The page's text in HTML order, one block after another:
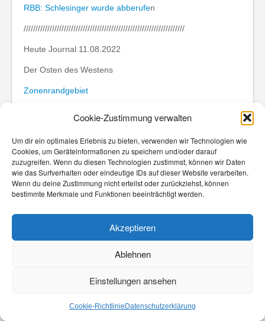
Cookie-Zustimmung verwalten
Um dir ein optimales Erlebnis zu bieten, verwenden wir Technologien wie
Cookies, um Geräteinformationen zu speichern und/oder darauf
zuzugreifen. Wenn du diesen Technologien zustimmst, können wir Daten
wie das Surfverhalten oder eindeutige IDs auf dieser Website verarbeiten.
Wenn du deine Zustimmung nicht erteilst oder zurückziehst, können
bestimmte Merkmale und Funktionen beeinträchtigt werden.
Akzeptieren
Ablehnen
Einstellungen ansehen
Cookie-Richtlinie Datenschutzerklärung
RBB: Schlesinger wurde abberufen
////////////////////////////////////////////////////////////////////
Heute Journal 11.08.2022
Der Osten des Westens
Zonenrandgebiet
Reaktionen zum Fall Schlesinger
RBB-Intendantin zurückgetreten
///////////////////////////////////////////////////////////////////
Heute Journal 04.08.2022
Feuer und Explosionen im Berliner Grunewald
///////////////////////////////////////////////////////////////////